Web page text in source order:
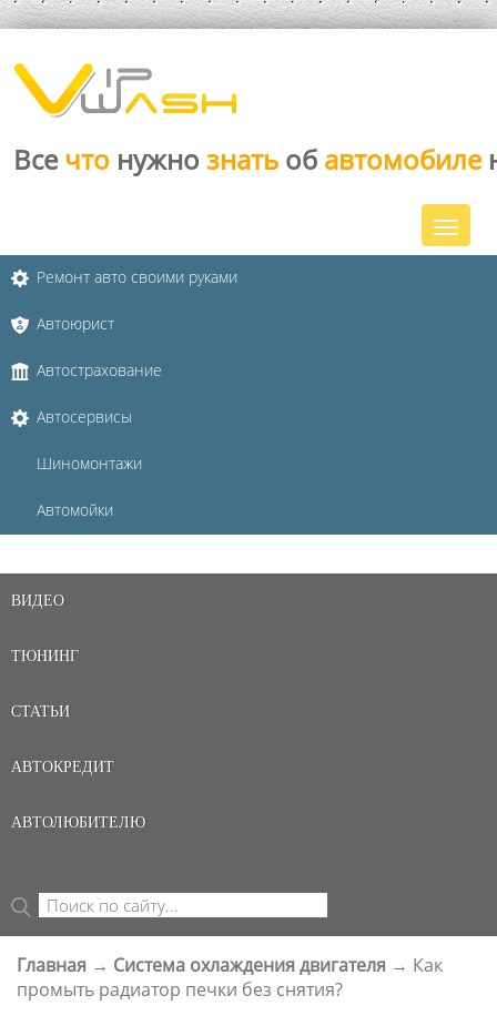
Все что нужно знать об автомобиле
Ремонт авто своими руками
Автоюрист
Автострахование
Автосервисы
Шиномонтажи
Автомойки
ВИДЕО
ТЮНИНГ
СТАТЬИ
АВТОКРЕДИТ
АВТОЛЮБИТЕЛЮ
ФОРМА ПОИСКА
Поиск
ВЫ ЗДЕСЬ
Главная → Система охлаждения двигателя → Как
промыть радиатор печки без снятия?